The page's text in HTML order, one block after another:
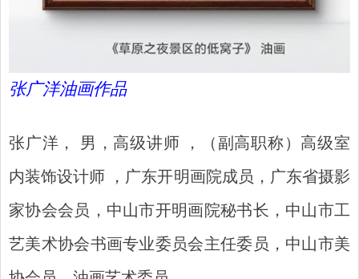
张广洋油画作品
张广洋， 男，高级讲师 ，（副高职称）高级室
内装饰设计师 ，广东开明画院成员，广东省摄影
家协会会员，中山市开明画院秘书长，中山市工
艺美术协会书画专业委员会主任委员，中山市美